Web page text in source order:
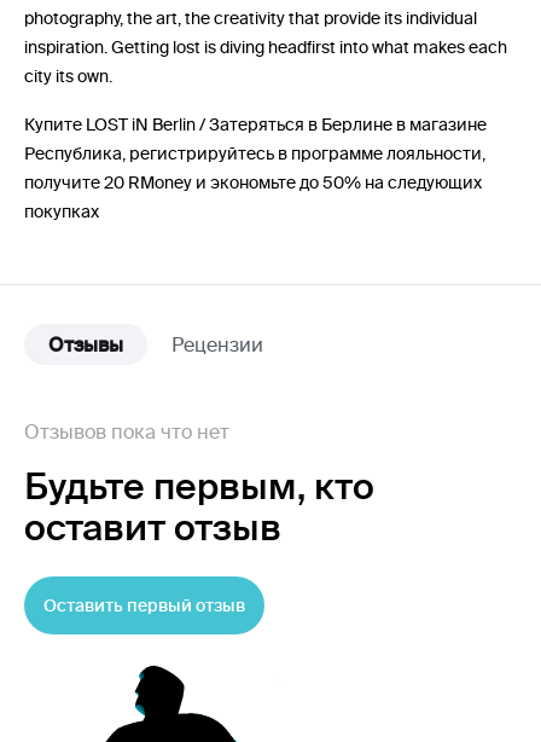
photography, the art, the creativity that provide its individual
inspiration. Getting lost is diving headfirst into what makes each
city its own.
Купите LOST iN Berlin / Затеряться в Берлине в магазине
Республика, регистрируйтесь в программе лояльности,
получите 20 RMoney и экономьте до 50% на следующих
покупках
Отзывы Рецензии
Отзывов пока что нет
Будьте первым, кто
оставит отзыв
Оставить первый отзыв